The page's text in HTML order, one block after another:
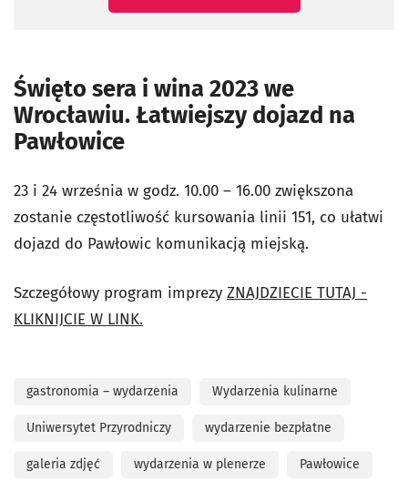
Święto sera i wina 2023 we
Wrocławiu. Łatwiejszy dojazd na
Pawłowice
23 i 24 września w godz. 10.00 – 16.00 zwiększona
zostanie częstotliwość kursowania linii 151, co ułatwi
dojazd do Pawłowic komunikacją miejską.
Szczegółowy program imprezy ZNAJDZIECIE TUTAJ -
KLIKNIJCIE W LINK.
gastronomia – wydarzenia Wydarzenia kulinarne
Uniwersytet Przyrodniczy wydarzenie bezpłatne
galeria zdjęć wydarzenia w plenerze Pawłowice